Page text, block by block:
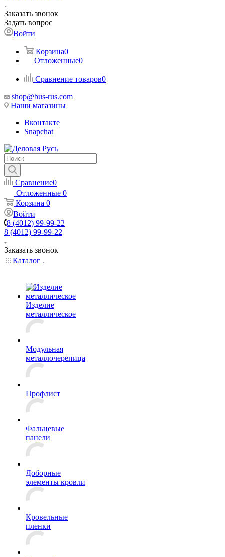
Заказать звонок
Задать вопрос
Войти
Корзина0
Отложенные0
Сравнение товаров0
shop@bus-rus.com
Наши магазины
Вконтакте
Snapchat
Сравнение0
Отложенные 0
Корзина 0
Войти
8 (4012) 99-99-22
8 (4012) 99-99-22
Заказать звонок
Каталог
Изделие
металлическое
Модульная
металлочерепица
Профлист
Фальцевые
панели
Доборные
элементы кровли
Кровельные
пленки